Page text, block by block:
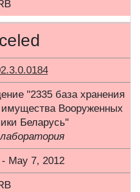
"2335 база хранения
Вооруженных
Беларусь"
May 7, 2012